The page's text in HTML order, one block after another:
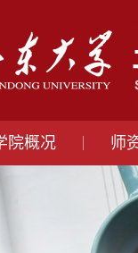
院概况 师